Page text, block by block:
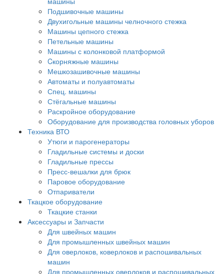
Подшивочные машины
Двухигольные машины челночного стежка
Машины цепного стежка
Петельные машины
Машины с колонковой платформой
Cкорняжные машины
Мешкозашивочные машины
Автоматы и полуавтоматы
Спец. машины
Стёгальные машины
Раскройное оборудование
Оборудование для производства головных уборов
Техника ВТО
Утюги и парогенераторы
Гладильные системы и доски
Гладильные прессы
Пресс-вешалки для брюк
Паровое оборудование
Отпариватели
Ткацкое оборудование
Ткацкие станки
Аксессуары и Запчасти
Для швейных машин
Для промышленных швейных машин
Для оверлоков, коверлоков и распошивальных
машин
Для промышленных оверлоков и распошивальных